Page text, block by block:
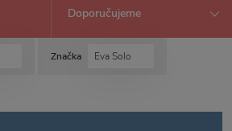
Značka Eva Solo